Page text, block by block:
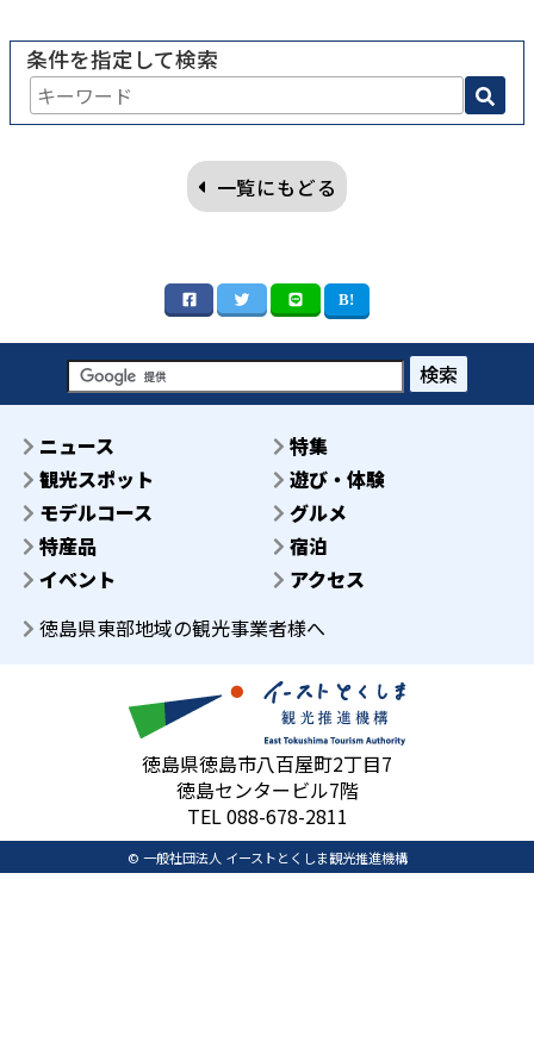
条件を指定して検索
一覧にもどる
検索
ニュース
特集
観光スポット
遊び・体験
モデルコース
グルメ
特産品
宿泊
イベント
アクセス
徳島県東部地域の観光事業者様へ
徳島県徳島市八百屋町2丁目7
徳島センタービル7階
TEL 088-678-2811
© 一般社団法人 イーストとくしま観光推進機構